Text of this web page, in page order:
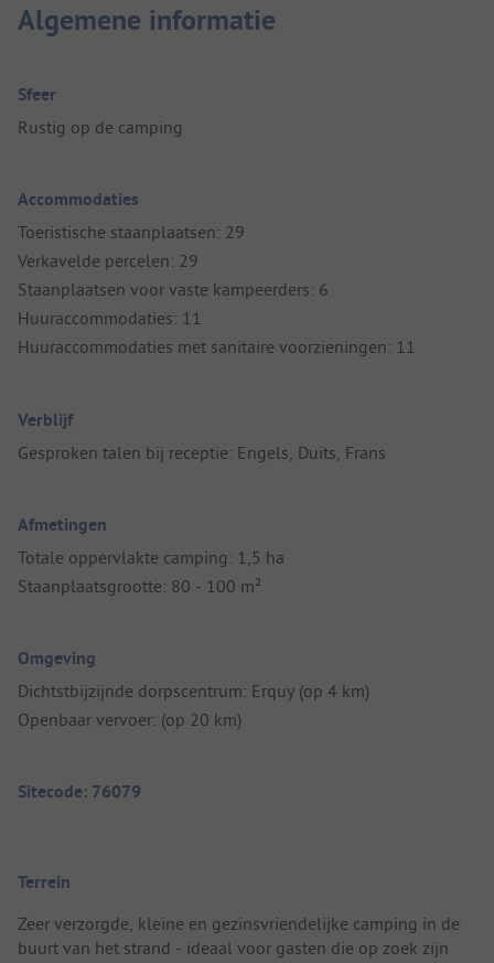
Algemene informatie
Sfeer
Rustig op de camping
Accommodaties
Toeristische staanplaatsen: 29
Verkavelde percelen: 29
Staanplaatsen voor vaste kampeerders: 6
Huuraccommodaties: 11
Huuraccommodaties met sanitaire voorzieningen: 11
Verblijf
Gesproken talen bij receptie: Engels, Duits, Frans
Afmetingen
Totale oppervlakte camping: 1,5 ha
Staanplaatsgrootte: 80 - 100 m²
Omgeving
Dichtstbijzijnde dorpscentrum: Erquy (op 4 km)
Openbaar vervoer: (op 20 km)
Sitecode: 76079
Terrein
Zeer verzorgde, kleine en gezinsvriendelijke camping in de
buurt van het strand - ideaal voor gasten die op zoek zijn